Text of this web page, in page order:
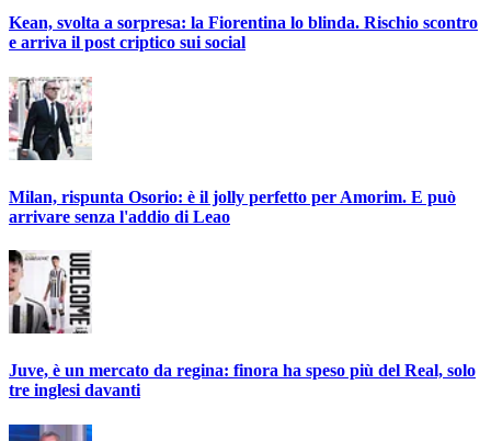
Kean, svolta a sorpresa: la Fiorentina lo blinda. Rischio scontro
e arriva il post criptico sui social
Milan, rispunta Osorio: è il jolly perfetto per Amorim. E può
arrivare senza l'addio di Leao
Juve, è un mercato da regina: finora ha speso più del Real, solo
tre inglesi davanti